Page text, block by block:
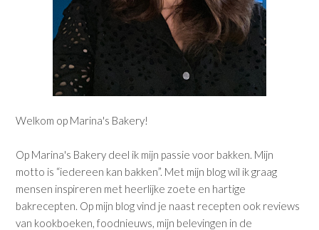
Welkom op Marina's Bakery!
Op Marina's Bakery deel ik mijn passie voor bakken. Mijn
motto is “iedereen kan bakken”. Met mijn blog wil ik graag
mensen inspireren met heerlijke zoete en hartige
bakrecepten. Op mijn blog vind je naast recepten ook reviews
van kookboeken, foodnieuws, mijn belevingen in de